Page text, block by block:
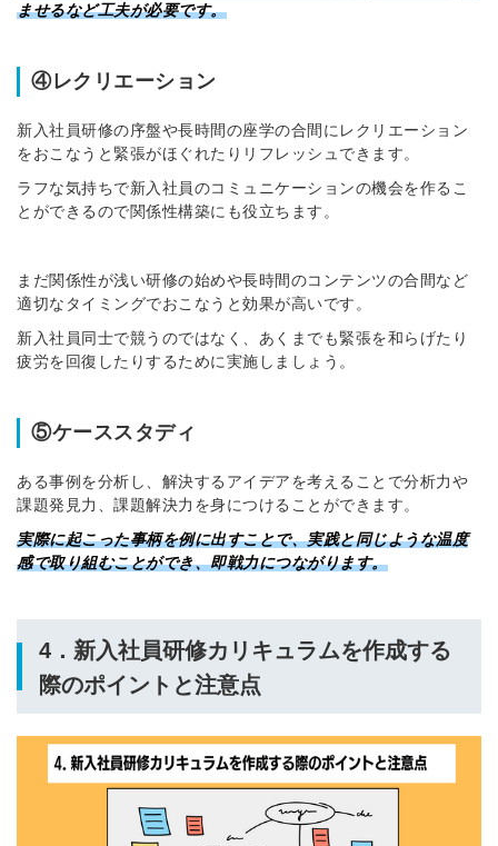
ませるなど工夫が必要です。
④レクリエーション
新入社員研修の序盤や長時間の座学の合間にレクリエーション
をおこなうと緊張がほぐれたりリフレッシュできます。
ラフな気持ちで新入社員のコミュニケーションの機会を作るこ
とができるので関係性構築にも役立ちます。
まだ関係性が浅い研修の始めや長時間のコンテンツの合間など
適切なタイミングでおこなうと効果が高いです。
新入社員同士で競うのではなく、あくまでも緊張を和らげたり
疲労を回復したりするために実施しましょう。
⑤ケーススタディ
ある事例を分析し、解決するアイデアを考えることで分析力や
課題発見力、課題解決力を身につけることができます。
実際に起こった事柄を例に出すことで、実践と同じような温度
感で取り組むことができ、即戦力につながります。
4．新入社員研修カリキュラムを作成する
際のポイントと注意点